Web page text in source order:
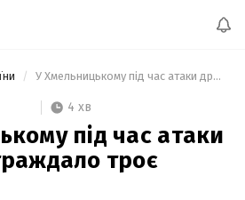
У Хмельницькому під час атаки дронів постраждало троє людей
4 хв
під час атаки
троє